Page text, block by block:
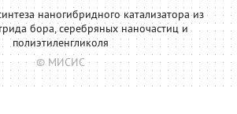
наногибридного катализатора из
бора, серебряных наночастиц и
полиэтиленгликоля
© МИСИС